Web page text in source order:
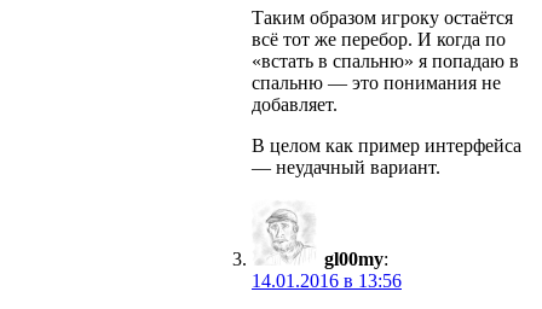
Таким образом игроку остаётся
всё тот же перебор. И когда по
«встать в спальню» я попадаю в
спальню — это понимания не
добавляет.
В целом как пример интерфейса
— неудачный вариант.
gl00my:
14.01.2016 в 13:56